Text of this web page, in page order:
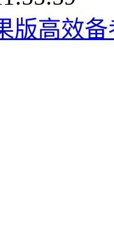
版高效